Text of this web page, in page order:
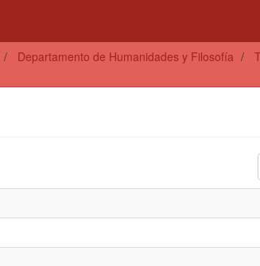
Departamento de Humanidades y Filosofía